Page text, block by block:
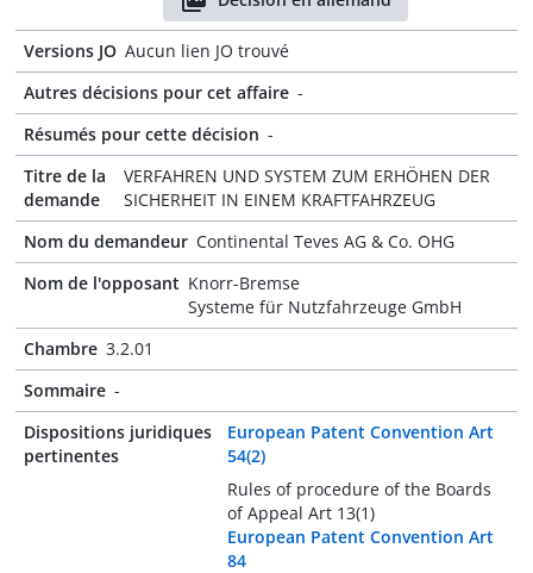
Versions JO Aucun lien JO trouvé
Autres décisions pour cet affaire -
Résumés pour cette décision -
Titre de la
demande
VERFAHREN UND SYSTEM ZUM ERHÖHEN DER
SICHERHEIT IN EINEM KRAFTFAHRZEUG
Nom du demandeur Continental Teves AG & Co. OHG
Nom de l'opposant Knorr-Bremse
Systeme für Nutzfahrzeuge GmbH
Chambre 3.2.01
Sommaire -
Dispositions juridiques
pertinentes
European Patent Convention Art
54(2)
Rules of procedure of the Boards
of Appeal Art 13(1)
European Patent Convention Art
84